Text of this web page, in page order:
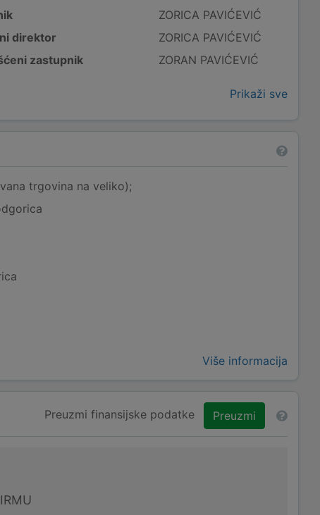
ZORICA PAVIĆEVIĆ
direktor
ZORICA PAVIĆEVIĆ
zastupnik
ZORAN PAVIĆEVIĆ
Prikaži sve
trgovina na veliko);
Više informacija
Preuzmi finansijske podatke Preuzmi